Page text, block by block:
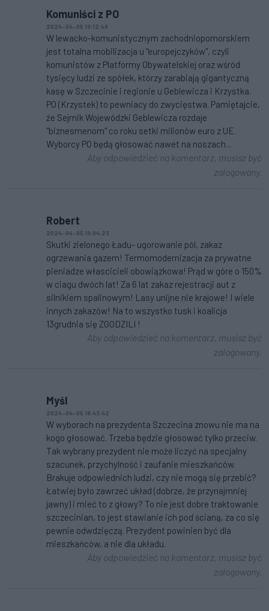
Komuniści z PO
2024-04-05 19:12:49
W lewacko-komunistycznym zachodniopomorskiem
jest totalna mobilizacja u "europejczyków", czyli
komunistów z Platformy Obywatelskiej oraz wśród
tysięcy ludzi ze spółek, którzy zarabiają gigantyczną
kasę w Szczecinie i regionie u Geblewicza i Krzystka.
PO (Krzystek) to pewniacy do zwycięstwa. Pamiętajcie,
że Sejmik Wojewódzki Geblewicza rozdaje
"biznesmenom" co roku setki milionów euro z UE.
Wyborcy PO będą głosować nawet na noszach...
Aby odpowiedzieć na komentarz, musisz być
zalogowany.
Robert
2024-04-05 19:04:23
Skutki zielonego Ładu- ugorowanie pól, zakaz
ogrzewania gazem! Termomodernizacja za prywatne
pieniadze włascicieli obowiązkowa! Prąd w góre o 150%
w ciagu dwóch lat! Za 6 lat zakaz rejestracji aut z
silnikiem spalinowym! Lasy unijne nie krajowe! I wiele
innych zakazów! Na to wszystko tusk i koalicja
13grudnia się ZGODZILI !
Aby odpowiedzieć na komentarz, musisz być
zalogowany.
Myśl
2024-04-05 18:43:42
W wyborach na prezydenta Szczecina znowu nie ma na
kogo głosować. Trzeba będzie głosować tylko przeciw.
Tak wybrany prezydent nie może liczyć na specjalny
szacunek, przychylność i zaufanie mieszkańców.
Brakuje odpowiednich ludzi, czy nie mogą się przebić?
Łatwiej było zawrzeć układ (dobrze, że przynajmniej
jawny) i mieć to z głowy? To nie jest dobre traktowanie
szczecinian, to jest stawianie ich pod ścianą, za co się
pewnie odwdzięczą. Prezydent powinien być dla
mieszkańców, a nie dla układu.
Aby odpowiedzieć na komentarz, musisz być
zalogowany.